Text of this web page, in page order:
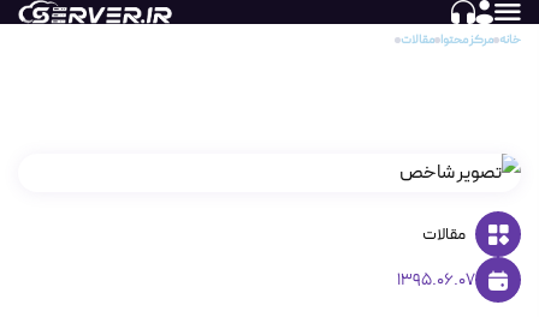
خانه مرکز محتوا مقالات
مقالات
1395.06.07